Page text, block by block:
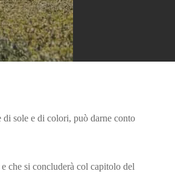
di sole e di colori, può darne conto
che si concluderà col capitolo del